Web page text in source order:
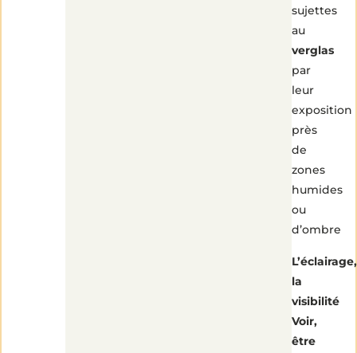
sujettes
au
verglas
par
leur
exposition
près
de
zones
humides
ou
d’ombre
L’éclairage,
la
visibilité
Voir,
être